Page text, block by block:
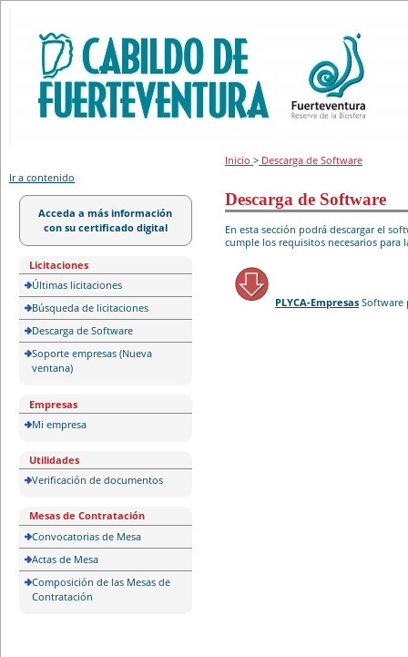
Ir a contenido
Acceda a más información
con su certificado digital
Licitaciones
Últimas licitaciones
Búsqueda de licitaciones
Descarga de Software
Soporte empresas (Nueva
ventana)
Empresas
Mi empresa
Utilidades
Verificación de documentos
Mesas de Contratación
Convocatorias de Mesa
Actas de Mesa
Composición de las Mesas de
Contratación
Inicio> Descarga de Software
Descarga de Software
En esta sección podrá descargar el
cumple los requisitos necesarios para
PLYCA-Empresas Software